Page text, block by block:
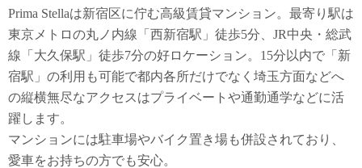
Prima Stellaは新宿区に佇む高級賃貸マンション。最寄り駅は
東京メトロの丸ノ内線「西新宿駅」徒歩5分、JR中央・総武
線「大久保駅」徒歩7分の好ロケーション。15分以内で「新
宿駅」の利用も可能で都内各所だけでなく埼玉方面などへ
の縦横無尽なアクセスはプライベートや通勤通学などに活
躍します。
マンションには駐車場やバイク置き場も併設されており、
愛車をお持ちの方でも安心。